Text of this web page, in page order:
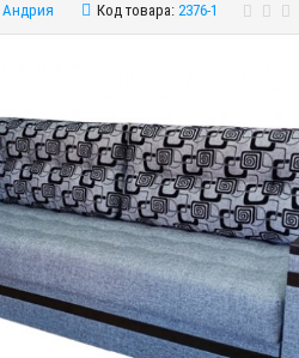
Андрия Код товара: 2376-1